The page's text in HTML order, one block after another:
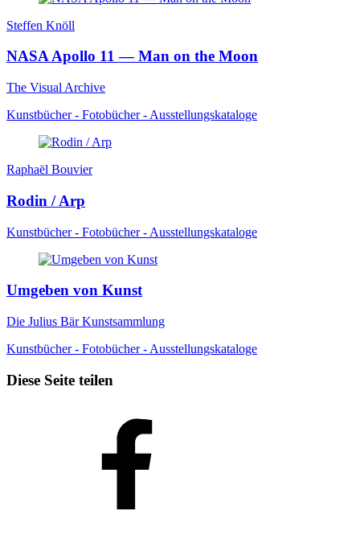
Steffen Knöll
NASA Apollo 11 — Man on the Moon
The Visual Archive
Kunstbücher - Fotobücher - Ausstellungskataloge
Raphaël Bouvier
Rodin / Arp
Kunstbücher - Fotobücher - Ausstellungskataloge
Umgeben von Kunst
Die Julius Bär Kunstsammlung
Kunstbücher - Fotobücher - Ausstellungskataloge
Diese Seite teilen